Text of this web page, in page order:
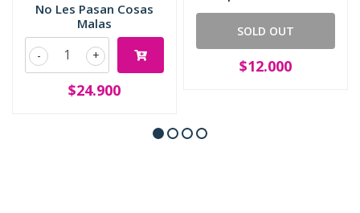
No Les Pasan Cosas
Malas
+
-
$24.900
SOLD OUT
$12.000